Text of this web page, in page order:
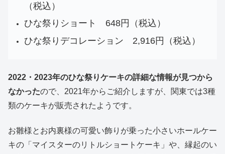
（税込）
ひな祭りショート 648円（税込）
ひな祭りデコレーション 2,916円（税込）
2022・2023年のひな祭りケーキの詳細な情報が見つから
なかったので、2021年からご紹介しますが、関東では3種
類のケーキが販売されたようです。
お雛様とお内裏様の可愛い飾りが乗った小さいホールケー
キの「マイスターのリトルショートケーキ」や、縁起のい